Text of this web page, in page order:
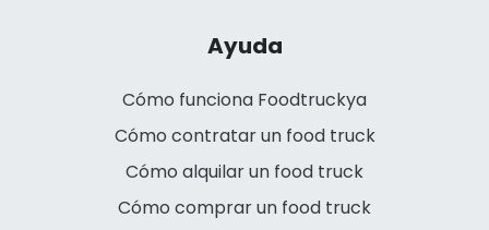
Ayuda
Cómo funciona Foodtruckya
Cómo contratar un food truck
Cómo alquilar un food truck
Cómo comprar un food truck